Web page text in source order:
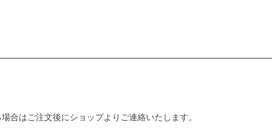
合はご注文後にショップよりご連絡いたします。